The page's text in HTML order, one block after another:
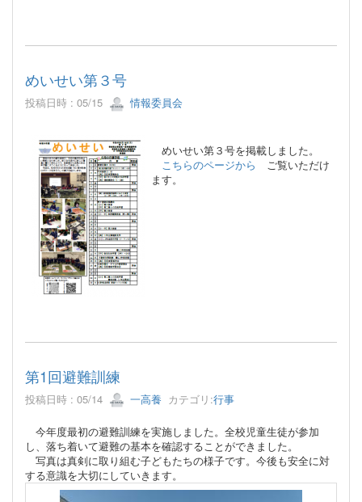
めいせい第３号
投稿日時 : 05/15 情報委員会
めいせい第３号を掲載しました。
こちらのページから
ご覧いただけ
ます。
第1回避難訓練
投稿日時 : 05/14 一高養 カテゴリ:行事
今年度最初の避難訓練を実施しました。全校児童生徒が参加
し、落ち着いて避難の基本を確認することができました。
写真は真剣に取り組む子どもたちの様子です。今後も安全に対
する意識を大切にしていきます。